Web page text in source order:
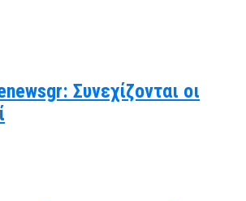
Συνεχίζονται οι